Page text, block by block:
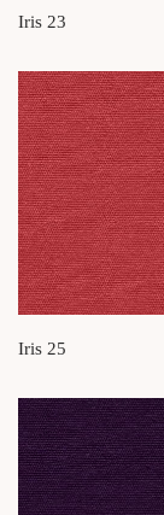
Iris 23
Iris 25